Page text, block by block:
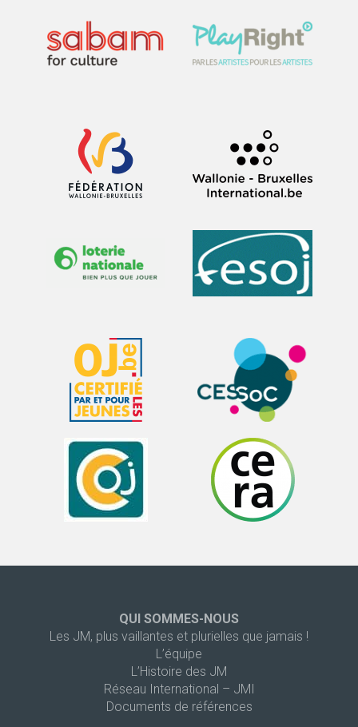
QUI SOMMES-NOUS
Les JM, plus vaillantes et plurielles que jamais !
L’équipe
L’Histoire des JM
Réseau International – JMI
Documents de références